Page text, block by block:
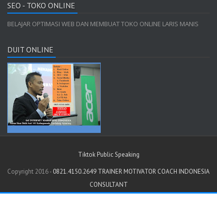
SEO - TOKO ONLINE
BELAJAR OPTIMASI WEB DAN MEMBUAT TOKO ONLINE LARIS MANIS
DUIT ONLINE
Tiktok Public Speaking
Copyright 2016 - 0821.4150.2649 TRAINER MOTIVATOR COACH INDONESIA
CONSULTANT